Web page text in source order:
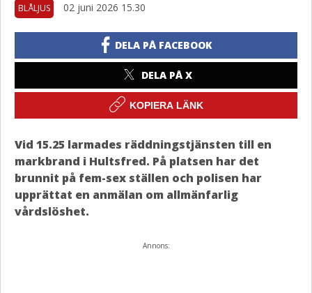
BLÅLJUS 02 juni 2026 15.30
DELA PÅ FACEBOOK
DELA PÅ X
KOPIERA LÄNK
Vid 15.25 larmades räddningstjänsten till en
markbrand i Hultsfred. På platsen har det
brunnit på fem-sex ställen och polisen har
upprättat en anmälan om allmänfarlig
vårdslöshet.
Annons: